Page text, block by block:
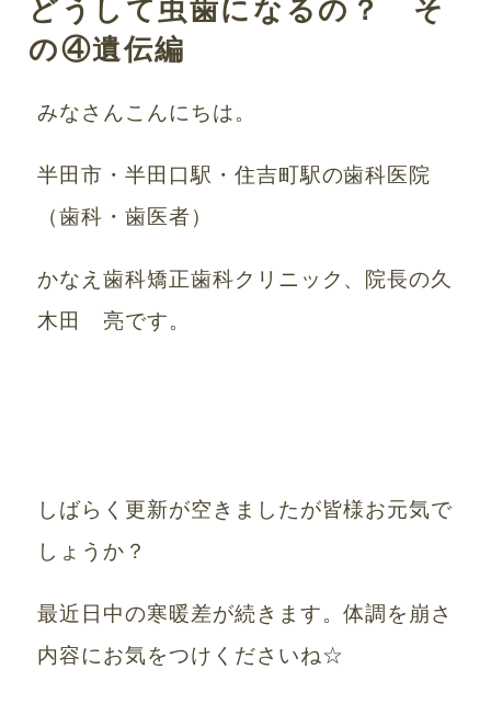
どうして虫歯になるの？ そ
の④遺伝編
みなさんこんにちは。
半田市・半田口駅・住吉町駅の歯科医院
（歯科・歯医者）
かなえ歯科矯正歯科クリニック、院長の久
木田 亮です。
しばらく更新が空きましたが皆様お元気で
しょうか？
最近日中の寒暖差が続きます。体調を崩さ
内容にお気をつけくださいね☆